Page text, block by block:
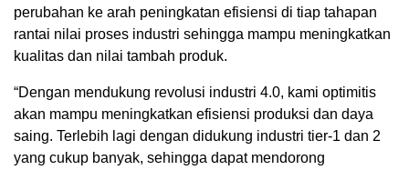
perubahan ke arah peningkatan efisiensi di tiap tahapan
rantai nilai proses industri sehingga mampu meningkatkan
kualitas dan nilai tambah produk.
“Dengan mendukung revolusi industri 4.0, kami optimitis
akan mampu meningkatkan efisiensi produksi dan daya
saing. Terlebih lagi dengan didukung industri tier-1 dan 2
yang cukup banyak, sehingga dapat mendorong